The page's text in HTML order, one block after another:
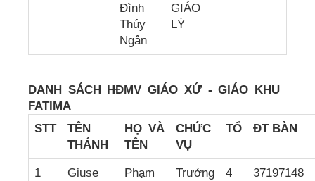
Đình
Thúy
Ngân
GIÁO
LÝ
DANH SÁCH HĐMV GIÁO XỨ - GIÁO KHU
FATIMA
STT
TÊN
THÁNH
HỌ VÀ
TÊN
CHỨC
VỤ
TỔ ĐT BÀN
1 Giuse
Phạm
Trưởng
4 37197148